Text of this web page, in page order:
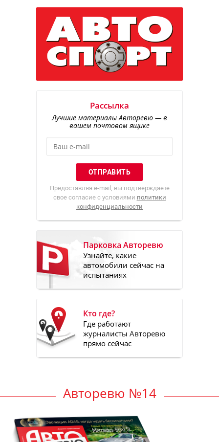
Рассылка
Лучшие материалы Авторевю — в
вашем почтовом ящике
Предоставляя e-mail, вы подтверждаете
свое согласие с условиями политики
конфиденциальности
Парковка Авторевю
Узнайте, какие
автомобили сейчас на
испытаниях
Кто где?
Где работают
журналисты Авторевю
прямо сейчас
Авторевю №14